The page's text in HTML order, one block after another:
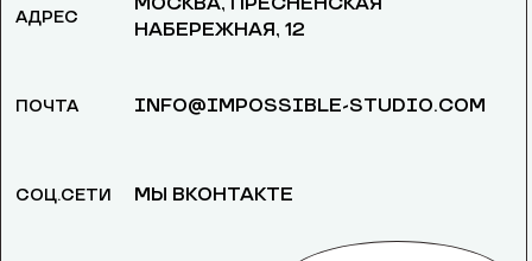
АДРЕС
ПОЧТА
СОЦ.СЕТИ
НАБЕРЕЖНАЯ, 12
INFO@IMPOSSIBLE-STUDIO.COM
МЫ ВКОНТАКТЕ